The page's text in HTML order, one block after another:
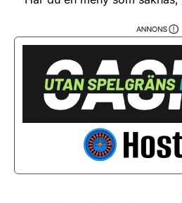
Torsdag
Fredag
Lördag
Söndag